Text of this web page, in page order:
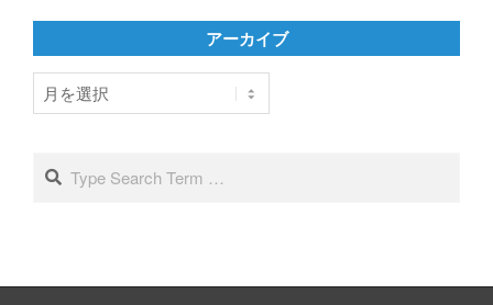
リ
アーカイブ
ア
ー
ブSearch